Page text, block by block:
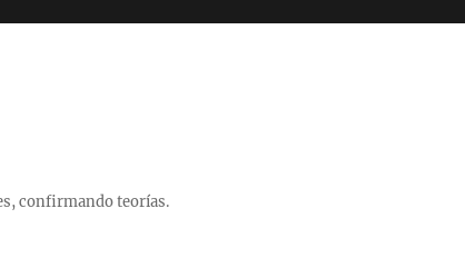
confirmando teorías.